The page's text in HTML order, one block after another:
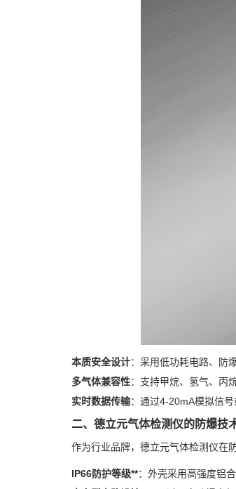
本质安全设计：采用低功耗电路、防
多气体兼容性：支持甲烷、氢气、丙
实时数据传输：通过4-20mA模拟信
二、德立元气体检测仪的防爆技
作为行业品牌，德立元气体检测仪在
IP66防护等级**：外壳采用高强度铝